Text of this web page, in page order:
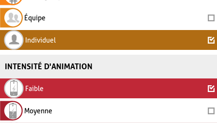
Équipe
Individuel
INTENSITÉ D'ANIMATION
Faible
Moyenne